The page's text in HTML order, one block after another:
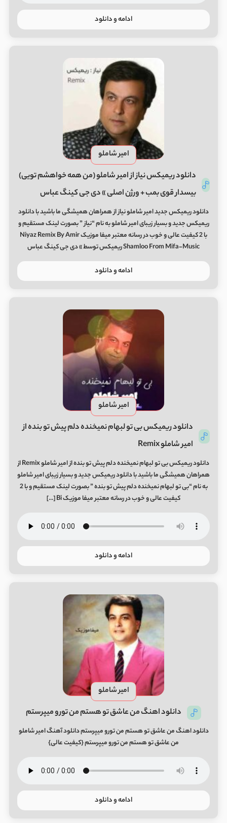
ادامه و دانلود
امیر شاملو
دانلود ریمیکس نیاز از امیر شاملو (من همه خواهشم تویی)
بیسدار قوی بمب + ورژن اصلی » دی جی کینگ عباس
دانلود ریمیکس جدید امیر شاملو نیاز از همراهان همیشگی ما باشید با دانلود
ریمیکس جدید و بسیار زیبای امیر شاملو به نام “نیاز ” بصورت لینک مستقیم و
با 2 کیفیت عالی و خوب در رسانه معتبر میفا موزیک Niyaz Remix By Amir
Shamloo From Mifa-Music ریمیکس توسط » دی جی کینگ عباس
ادامه و دانلود
امیر شاملو
دانلود ریمیکس بی تو لبهام نمیخنده دلم پیش تو بنده از
امیر شاملو Remix
دانلود ریمیکس بی تو لبهام نمیخنده دلم پیش تو بنده از امیر شاملو Remix از
همراهان همیشگی ما باشید با دانلود ریمیکس جدید و بسیار زیبای امیر شاملو
به نام “بی تو لبهام نمیخنده دلم پیش تو بنده ” بصورت لینک مستقیم و با 2
کیفیت عالی و خوب در رسانه معتبر میفا موزیک Bi […]
ادامه و دانلود
امیر شاملو
دانلود اهنگ من عاشق تو هستم من تورو میپرستم
دانلود اهنگ من عاشق تو هستم من تورو میپرستم دانلود آهنگ امیر شاملو
من عاشق تو هستم من تورو میپرستم {کیفیت عالی}
ادامه و دانلود